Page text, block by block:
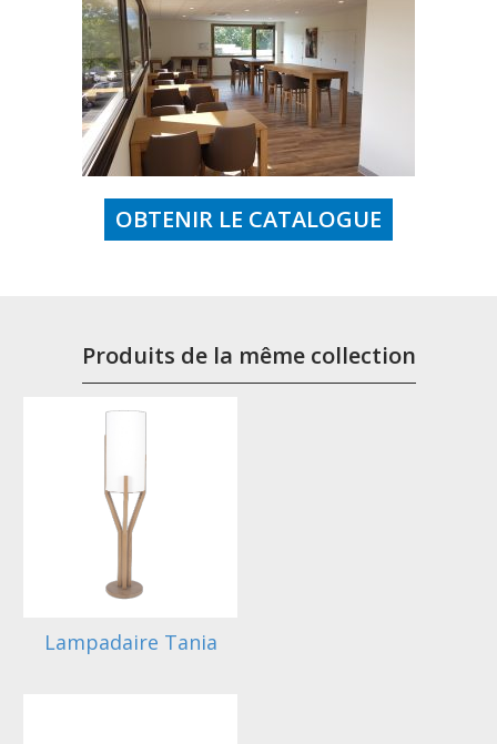
OBTENIR LE CATALOGUE
Produits de la même collection
Lampadaire Tania